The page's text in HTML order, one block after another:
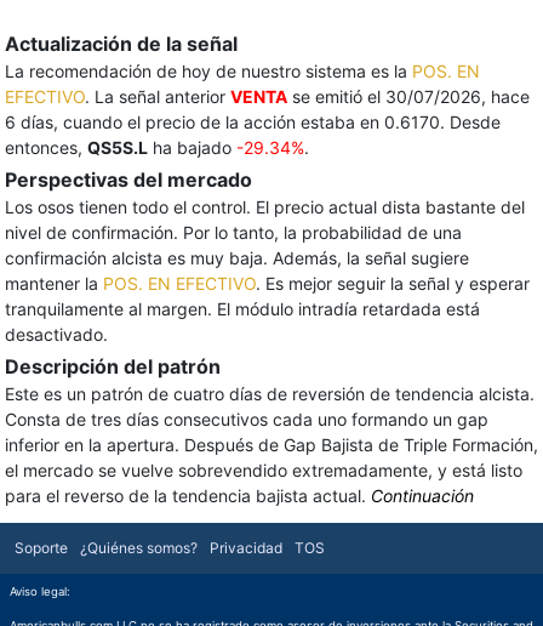
Actualización de la señal
La recomendación de hoy de nuestro sistema es la POS. EN
EFECTIVO. La señal anterior VENTA se emitió el 30/07/2026, hace
6 días, cuando el precio de la acción estaba en 0.6170. Desde
entonces, QS5S.L ha bajado -29.34%.
Perspectivas del mercado
Los osos tienen todo el control. El precio actual dista bastante del
nivel de confirmación. Por lo tanto, la probabilidad de una
confirmación alcista es muy baja. Además, la señal sugiere
mantener la POS. EN EFECTIVO. Es mejor seguir la señal y esperar
tranquilamente al margen. El módulo intradía retardada está
desactivado.
Descripción del patrón
Este es un patrón de cuatro días de reversión de tendencia alcista.
Consta de tres días consecutivos cada uno formando un gap
inferior en la apertura. Después de Gap Bajista de Triple Formación,
el mercado se vuelve sobrevendido extremadamente, y está listo
para el reverso de la tendencia bajista actual. Continuación
Soporte ¿Quiénes somos? Privacidad TOS
Aviso legal: